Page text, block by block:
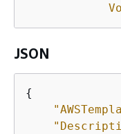
JSON
{